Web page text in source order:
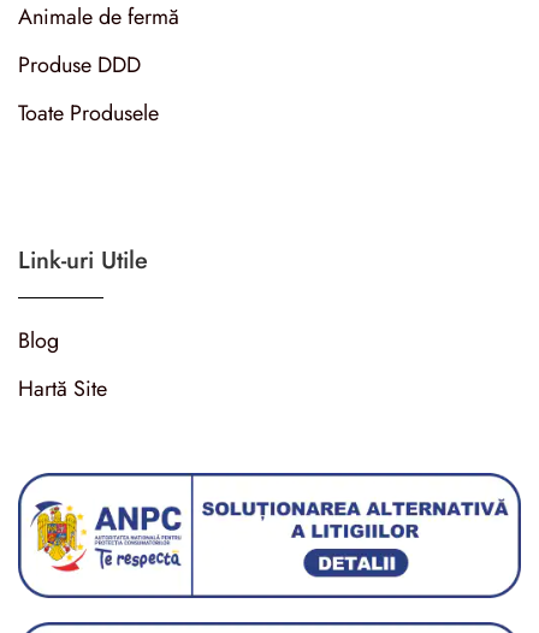
Animale de fermă
Produse DDD
Toate Produsele
Link-uri Utile
Blog
Hartă Site